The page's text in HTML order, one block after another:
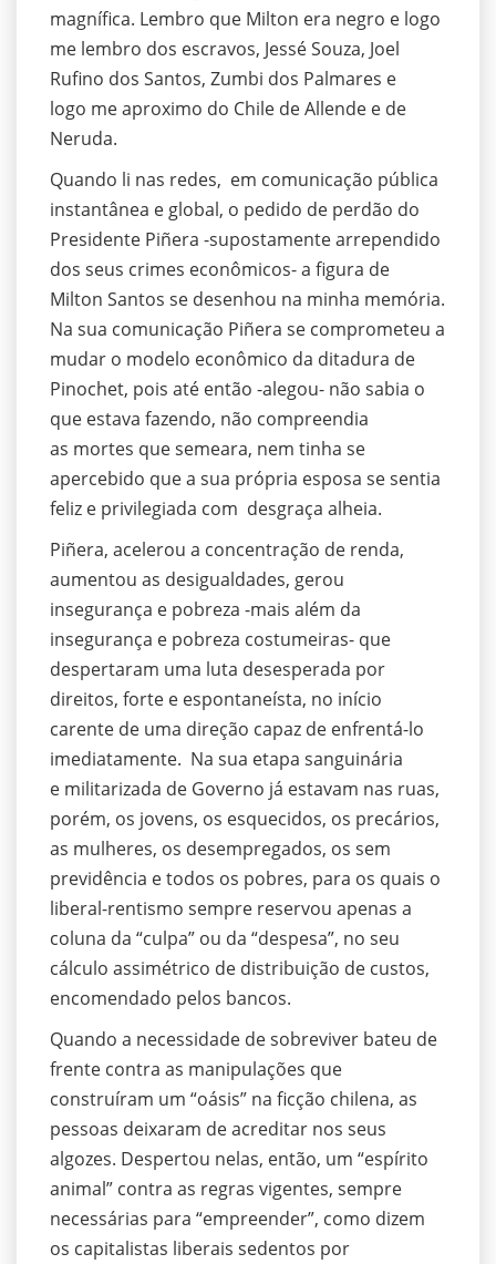
magnífica. Lembro que Milton era negro e logo
me lembro dos escravos, Jessé Souza, Joel
Rufino dos Santos, Zumbi dos Palmares e
logo me aproximo do Chile de Allende e de
Neruda.
Quando li nas redes, em comunicação pública
instantânea e global, o pedido de perdão do
Presidente Piñera -supostamente arrependido
dos seus crimes econômicos- a figura de
Milton Santos se desenhou na minha memória.
Na sua comunicação Piñera se comprometeu a
mudar o modelo econômico da ditadura de
Pinochet, pois até então -alegou- não sabia o
que estava fazendo, não compreendia
as mortes que semeara, nem tinha se
apercebido que a sua própria esposa se sentia
feliz e privilegiada com desgraça alheia.
Piñera, acelerou a concentração de renda,
aumentou as desigualdades, gerou
insegurança e pobreza -mais além da
insegurança e pobreza costumeiras- que
despertaram uma luta desesperada por
direitos, forte e espontaneísta, no início
carente de uma direção capaz de enfrentá-lo
imediatamente. Na sua etapa sanguinária
e militarizada de Governo já estavam nas ruas,
porém, os jovens, os esquecidos, os precários,
as mulheres, os desempregados, os sem
previdência e todos os pobres, para os quais o
liberal-rentismo sempre reservou apenas a
coluna da “culpa” ou da “despesa”, no seu
cálculo assimétrico de distribuição de custos,
encomendado pelos bancos.
Quando a necessidade de sobreviver bateu de
frente contra as manipulações que
construíram um “oásis” na ficção chilena, as
pessoas deixaram de acreditar nos seus
algozes. Despertou nelas, então, um “espírito
animal” contra as regras vigentes, sempre
necessárias para “empreender”, como dizem
os capitalistas liberais sedentos por